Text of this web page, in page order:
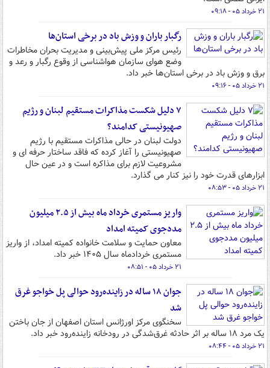
۲۱ خرداد ۰۵ - ۰۹:۱۸
رگبار باران و وزش باد در برخی استان‌ها
رئیس مرکز ملی پیش‌بینی و مدیریت بحران مخاطرات
وضع هوای سازمان هواشناسی از وقوع رگبار و رعد و
برق و وزش باد در برخی استان‌ها خبر داد.
۲۱ خرداد ۰۵ - ۰۹:۱۶
۷ دلیل شکست مذاکرات مستقیم لبنان و رژیم
صهیونیستی کدامند؟
دولت لبنان در حالی مذاکرات مستقیم با رژیم
صهیونیستی را آغاز کرده که فاقد ساختار حرفه ای و
مشروعیت لازم برای مذاکره است و در عین حال
ابزارهای قدرت خود را نیز کنار می گذارد.
۲۱ خرداد ۰۵ - ۰۸:۵۳
واریز مستمری خرداد ماه بیش از ۲.۵ میلیون
مددجوی کمیته امداد
معاون حمایت و سلامت خانواده کمیته امداد، از واریز
مستمری خردادماه سال ۱۴۰۵ خبر داد.
۲۱ خرداد ۰۵ - ۰۸:۵۱
جوان ۱۸ ساله در زاینده‌رود حوالی پل خواجو غرق
شد
سخنگوی مرکز اورژانس استان اصفهان از جان باختن
یک مرد ۱۸ ساله بر اثر حادثه غرق‌شدگی در رودخانه زاینده‌رود خبر داد.
۲۱ خرداد ۰۵ - ۰۸:۴۴